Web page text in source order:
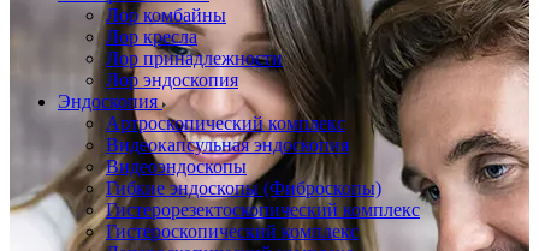
Лор комбайны
Лор кресла
Лор принадлежности
Лор эндоскопия
Эндоскопия
Артроскопический комплекс
Видеокапсульная эндоскопия
Видеоэндоскопы
Гибкие эндоскопы (Фиброcкопы)
Гистерорезектоскопический комплекс
Гистероскопический комплекс